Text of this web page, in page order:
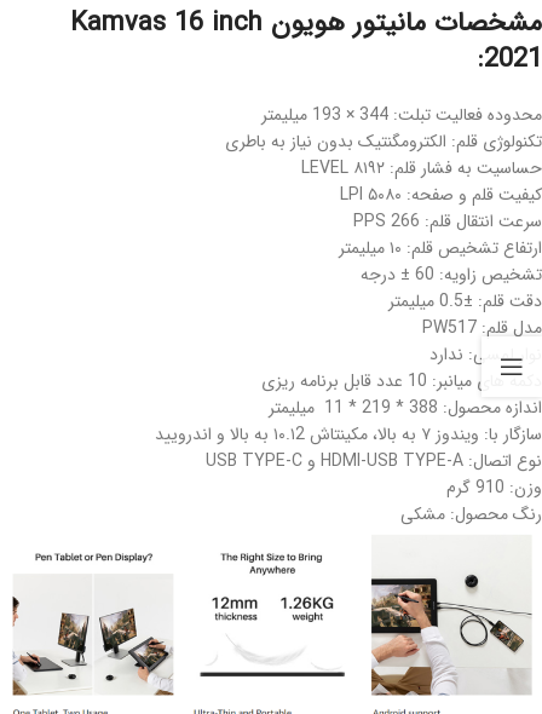
مشخصات مانیتور هویون Kamvas 16 inch
2021:
محدوده فعالیت تبلت: 344 × 193 میلیمتر
تکنولوژی قلم: الکترومگنتیک بدون نیاز به باطری
حساسیت به فشار قلم: ۸۱۹۲ LEVEL
کیفیت قلم و صفحه: ۵۰۸۰ LPI
سرعت انتقال قلم: 266 PPS
ارتفاع تشخیص قلم: ۱۰ میلیمتر
تشخیص زاویه: 60 ± درجه
دقت قلم: ±0.5 میلیمتر
مدل قلم: PW517
نوار لمسی: ندارد
دکمه های میانبر: 10 عدد قابل برنامه ریزی
اندازه محصول: 388 * 219 * 11 میلیمتر
سازگار با: ویندوز ۷ به بالا، مکینتاش ۱۰.۱2 به بالا و اندرویید
نوع اتصال: HDMI-USB TYPE-A و USB TYPE-C
وزن: 910 گرم
رنگ محصول: مشکی